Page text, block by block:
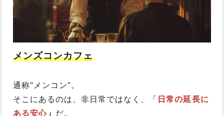
メンズコンカフェ
通称“メンコン”。
そこにあるのは、非日常ではなく、「 日常の延長に
ある安心 」 だ。